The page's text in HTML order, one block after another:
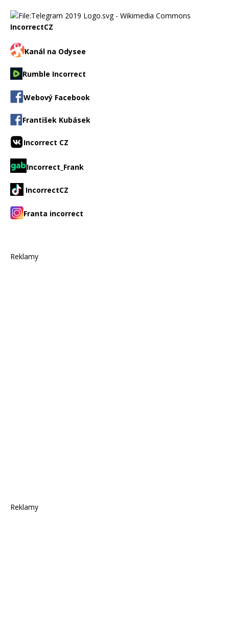
IncorrectCZ
Kanál na Odysee
Rumble Incorrect
Webový Facebook
František Kubásek
Incorrect CZ
Incorrect_Frank
IncorrectCZ
Franta incorrect
Reklamy
Reklamy